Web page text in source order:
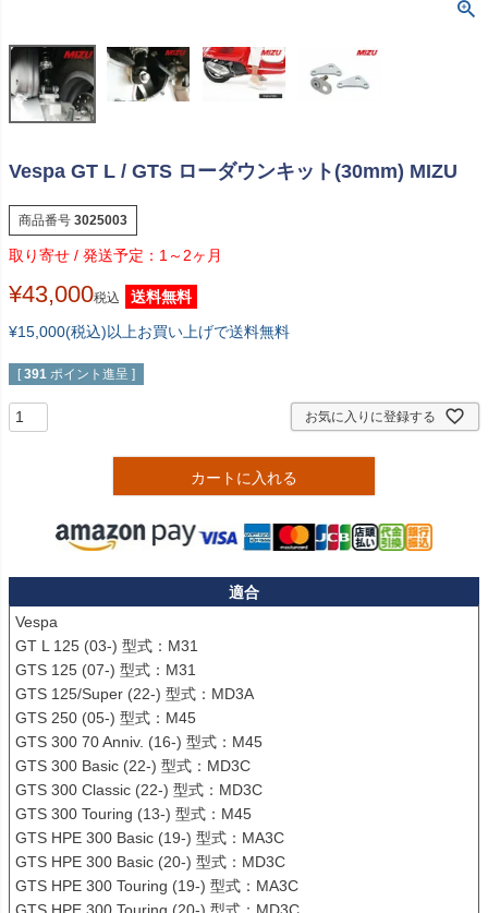
Vespa GT L / GTS ローダウンキット(30mm) MIZU
商品番号 3025003
1～2ヶ月
¥43,000税込
送料無料
¥15,000(税込)以上お買い上げで送料無料
[ 391 ポイント進呈 ]
お気に入りに登録する
カートに入れる
適合
Vespa
GT L 125 (03-) 型式：M31
GTS 125 (07-) 型式：M31
GTS 125/Super (22-) 型式：MD3A
GTS 250 (05-) 型式：M45
GTS 300 70 Anniv. (16-) 型式：M45
GTS 300 Basic (22-) 型式：MD3C
GTS 300 Classic (22-) 型式：MD3C
GTS 300 Touring (13-) 型式：M45
GTS HPE 300 Basic (19-) 型式：MA3C
GTS HPE 300 Basic (20-) 型式：MD3C
GTS HPE 300 Touring (19-) 型式：MA3C